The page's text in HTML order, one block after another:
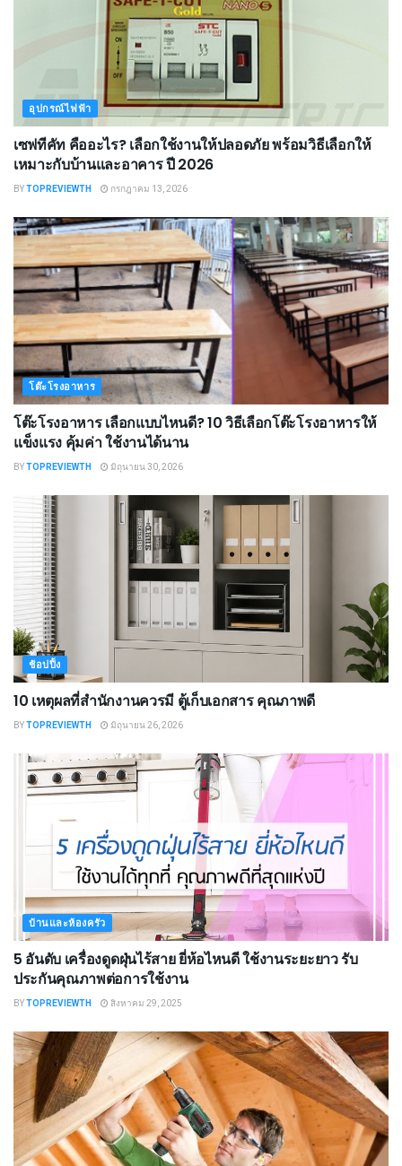
อุปกรณ์ไฟฟ้า
เซฟทีคัท คืออะไร? เลือกใช้งานให้ปลอดภัย พร้อมวิธีเลือกให้
เหมาะกับบ้านและอาคาร ปี 2026
BYTOPREVIEWTH กรกฎาคม 13, 2026
โต๊ะโรงอาหาร
โต๊ะโรงอาหาร เลือกแบบไหนดี? 10 วิธีเลือกโต๊ะโรงอาหารให้
แข็งแรง คุ้มค่า ใช้งานได้นาน
BYTOPREVIEWTH มิถุนายน 30, 2026
ช้อปปิ้ง
10 เหตุผลที่สำนักงานควรมี ตู้เก็บเอกสาร คุณภาพดี
BYTOPREVIEWTH มิถุนายน 26, 2026
บ้านและห้องครัว
5 อันดับ เครื่องดูดฝุ่นไร้สาย ยี่ห้อไหนดี ใช้งานระยะยาว รับ
ประกันคุณภาพต่อการใช้งาน
BYTOPREVIEWTH สิงหาคม 29, 2025